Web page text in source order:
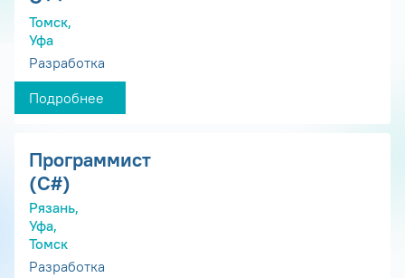
Томск,
Уфа
Разработка
Подробнее
Программист
(С#)
Рязань,
Уфа,
Томск
Разработка